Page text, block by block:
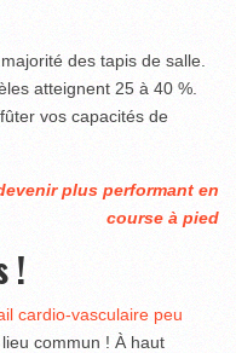
des tapis de salle.
atteignent 25 à 40 %.
vos capacités de
plus performant en
course à pied
!
cardio-vasculaire peu
lieu commun ! À haut